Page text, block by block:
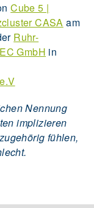
Cube 5 |
CASA am
Ruhr-
GmbH in
Nennung
implizieren
fühlen,